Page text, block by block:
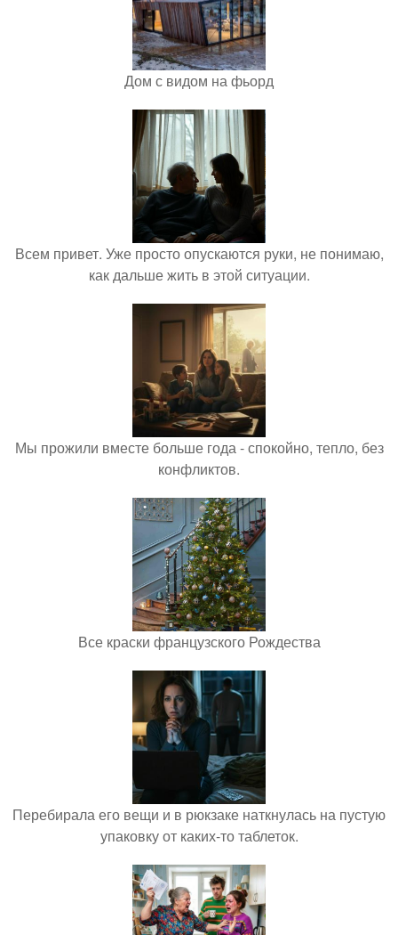
Дом с видом на фьорд
Всем привет. Уже просто опускаются руки, не понимаю,
как дальше жить в этой ситуации.
Мы прожили вместе больше года - спокойно, тепло, без
конфликтов.
Все краски французского Рождества
Перебирала его вещи и в рюкзаке наткнулась на пустую
упаковку от каких-то таблеток.